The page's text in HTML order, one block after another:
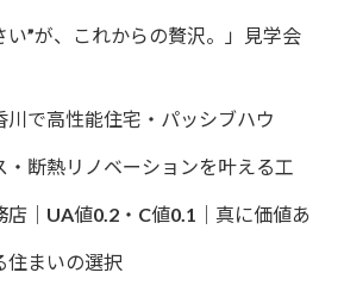
い”が、これからの贅沢。」見学会
川で高性能住宅・パッシブハウ
・断熱リノベーションを叶える工
店｜UA値0.2・C値0.1｜真に価値あ
住まいの選択